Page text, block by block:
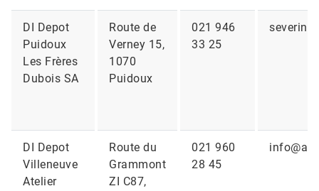
DI Depot
Puidoux
Les Frères
Dubois SA
Route de
Verney 15,
1070
Puidoux
021 946
33 25
DI Depot
Villeneuve
Atelier
Route du
Grammont
ZI C87,
021 960
28 45